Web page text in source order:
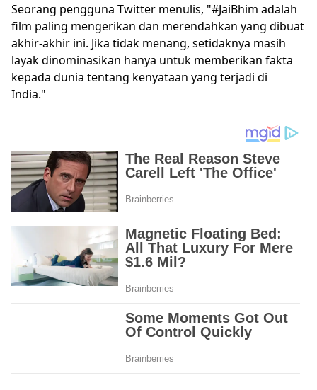
Seorang pengguna Twitter menulis, "#JaiBhim adalah
film paling mengerikan dan merendahkan yang dibuat
akhir-akhir ini. Jika tidak menang, setidaknya masih
layak dinominasikan hanya untuk memberikan fakta
kepada dunia tentang kenyataan yang terjadi di
India."